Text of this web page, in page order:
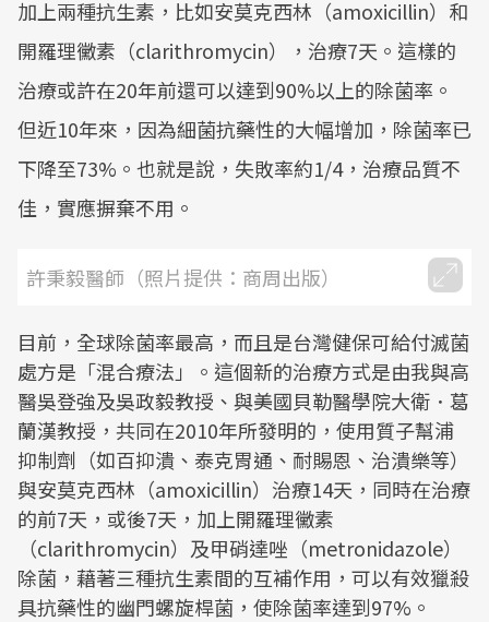
加上兩種抗生素，比如安莫克西林（amoxicillin）和
開羅理黴素（clarithromycin），治療7天。這樣的
治療或許在20年前還可以達到90%以上的除菌率。
但近10年來，因為細菌抗藥性的大幅增加，除菌率已
下降至73%。也就是說，失敗率約1/4，治療品質不
佳，實應摒棄不用。
許秉毅醫師（照片提供：商周出版）
目前，全球除菌率最高，而且是台灣健保可給付滅菌
處方是「混合療法」。這個新的治療方式是由我與高
醫吳登強及吳政毅教授、與美國貝勒醫學院大衛．葛
蘭漢教授，共同在2010年所發明的，使用質子幫浦
抑制劑（如百抑潰、泰克胃通、耐賜恩、治潰樂等）
與安莫克西林（amoxicillin）治療14天，同時在治療
的前7天，或後7天，加上開羅理黴素
（clarithromycin）及甲硝達唑（metronidazole）
除菌，藉著三種抗生素間的互補作用，可以有效獵殺
具抗藥性的幽門螺旋桿菌，使除菌率達到97%。